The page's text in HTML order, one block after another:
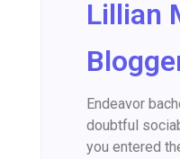
Lillian
Endeavor
doubtful
you entered